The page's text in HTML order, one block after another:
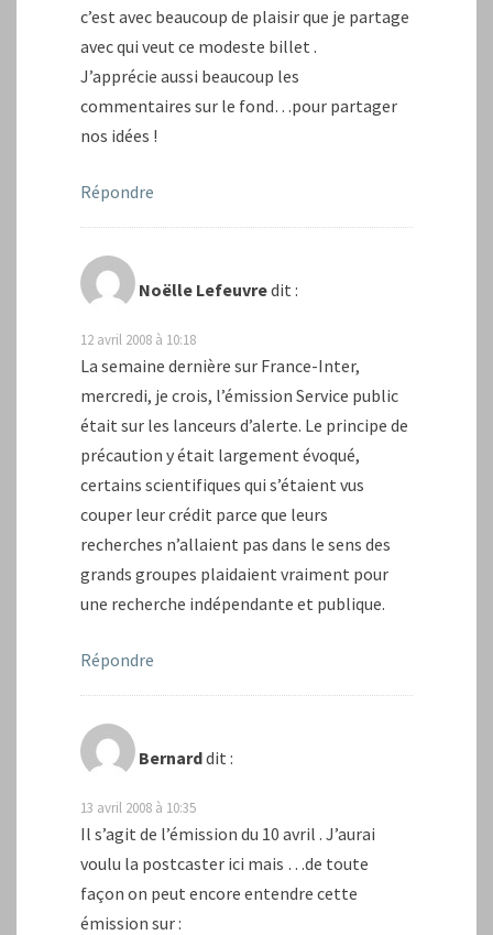
c’est avec beaucoup de plaisir que je partage
avec qui veut ce modeste billet .
J’apprécie aussi beaucoup les
commentaires sur le fond…pour partager
nos idées !
Répondre
Noëlle Lefeuvredit :
12 avril 2008 à 10:18
La semaine dernière sur France-Inter,
mercredi, je crois, l’émission Service public
était sur les lanceurs d’alerte. Le principe de
précaution y était largement évoqué,
certains scientifiques qui s’étaient vus
couper leur crédit parce que leurs
recherches n’allaient pas dans le sens des
grands groupes plaidaient vraiment pour
une recherche indépendante et publique.
Répondre
Bernarddit :
13 avril 2008 à 10:35
Il s’agit de l’émission du 10 avril . J’aurai
voulu la postcaster ici mais …de toute
façon on peut encore entendre cette
émission sur :